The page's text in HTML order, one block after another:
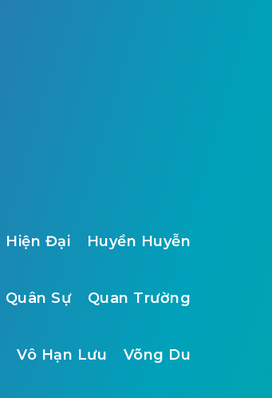
Hiện Đại Huyền Huyễn
Quân Sự Quan Trường
Vô Hạn Lưu Võng Du